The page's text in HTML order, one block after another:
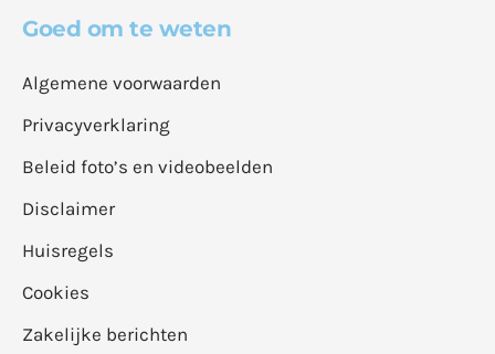
Goed om te weten
Algemene voorwaarden
Privacyverklaring
Beleid foto’s en videobeelden
Disclaimer
Huisregels
Cookies
Zakelijke berichten